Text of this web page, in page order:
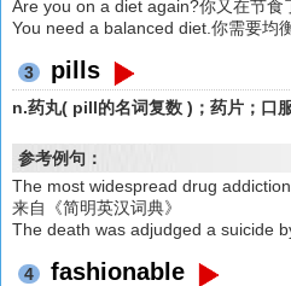
Are you on a diet again?你又在节食
You need a balanced diet.你需要均
3 pills
n.药丸( pill的名词复数 )；药片；口
参考例句：
The most widespread drug
来自《简明英汉词典》
The death was adjudged a suicide
4 fashionable